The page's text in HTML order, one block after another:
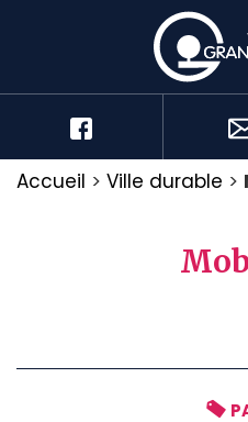
Accueil > Ville durable >